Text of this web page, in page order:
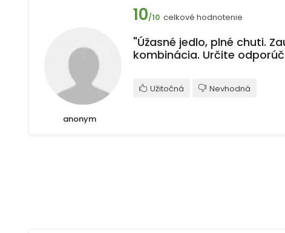
anonym
10/10 celkové hodnotenie
"Úžasné jedlo, plné chuti.
kombinácia. Určite
Užitočná Nevhodná